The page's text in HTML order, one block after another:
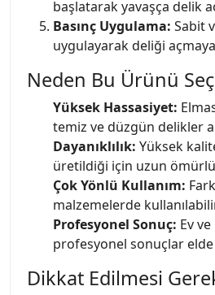
başlatarak yavaşça delik
Basınç Uygulama: Sabit
uygulayarak deliği
Neden Bu Ürünü
Yüksek Hassasiyet:
temiz ve düzgün delikler
Dayanıklılık: Yüksek
üretildiği için uzun
Çok Yönlü Kullanım:
malzemelerde
Profesyonel Sonuç: Ev
profesyonel sonuçlar
Dikkat Edilmesi